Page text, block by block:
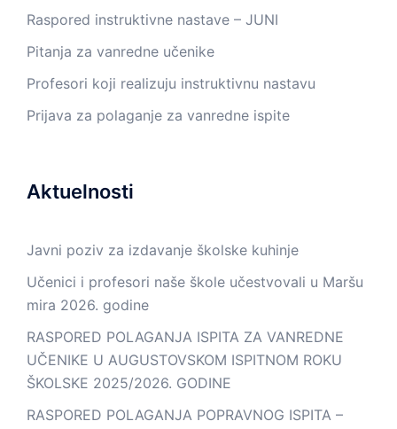
Raspored instruktivne nastave – JUNI
Pitanja za vanredne učenike
Profesori koji realizuju instruktivnu nastavu
Prijava za polaganje za vanredne ispite
Aktuelnosti
Javni poziv za izdavanje školske kuhinje
Učenici i profesori naše škole učestvovali u Maršu
mira 2026. godine
RASPORED POLAGANJA ISPITA ZA VANREDNE
UČENIKE U AUGUSTOVSKOM ISPITNOM ROKU
ŠKOLSKE 2025/2026. GODINE
RASPORED POLAGANJA POPRAVNOG ISPITA –